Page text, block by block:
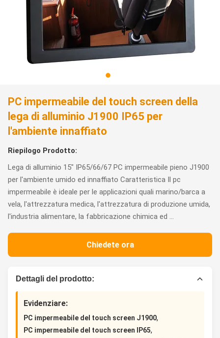
PC impermeabile del touch screen della
lega di alluminio J1900 IP65 per
l'ambiente innaffiato
Riepilogo Prodotto:
Lega di alluminio 15" IP65/66/67 PC impermeabile pieno J1900
per l'ambiente umido ed innaffiato Caratteristica Il pc
impermeabile è ideale per le applicazioni quali marino/barca a
vela, l'attrezzatura medica, l'attrezzatura di produzione umida,
l'industria alimentare, la fabbricazione chimica ed ...
Chiedete ora
Dettagli del prodotto:
Evidenziare:
PC impermeabile del touch screen J1900,
PC impermeabile del touch screen IP65,